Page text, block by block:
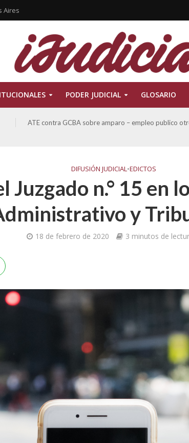
Aires
PODER JUDICIAL GLOSARIO
ATE contra GCBA sobre amparo – empleo publico
DIFUSIÓN JUDICIAL•EDICTOS
Juzgado n.° 15 en
y
18 de febrero de 2020 3 minutos de